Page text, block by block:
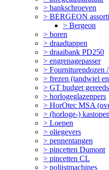
> bankschroeven
> BERGEON
> Bergeon
> boren
> draadtappen
> draaibank PD250
> engrenagepasser
> Fourniturendozen
> frezen (tandwiel
> GT budget
> horlogeglazenpers
> HorOtec MSA
> (horloge-)
> Loepen
> oliegevers
> pennentangen
> pincetten Dumont
> pincetten CL
> polijstmachines